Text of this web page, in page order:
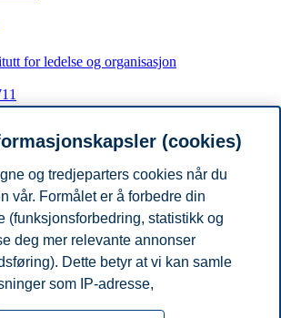
for ledelse og organisasjon
Martinsen
for ledelse og organisasjon
(cookies)
og tredjeparters cookies når du
vår. Formålet er å forbedre din
(funksjonsforbedring, statistikk og
deg mer relevante annonser
Dette betyr at vi kan samle
som IP-adresse,